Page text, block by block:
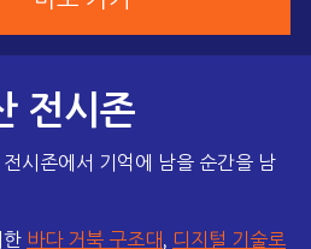
전시존
시존에서 기억에 남을 순간을 남
바다 거북 구조대, 디지털 기술로